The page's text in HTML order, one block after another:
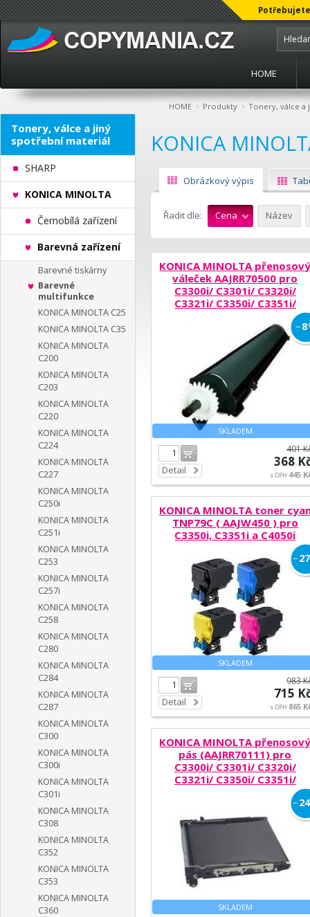
HOME
HOME › Produkty › Tonery, válce a
KONICA
Obrázkový výpis
Řadit dle: Cena Název
KONICA MINOLTA
váleček AAJRR70500 pro
C3300i/ C3301i/ C3320i/
C3321i/ C3350i/ C3351i/
SKLADEM
−8
Detail
401
368
s DPH 445
KONICA MINOLTA toner
TNP79C ( AAJW450 ) pro
C3350i, C3351i a C4050i
SKLADEM
−27
Detail
983
715
s DPH 865
KONICA MINOLTA
pás (AAJRR70111) pro
C3300i/ C3301i/ C3320i/
C3321i/ C3350i/ C3351i/
SKLADEM
−24
Tonery, válce a jiný
spotřební materiál
SHARP
KONICA MINOLTA
Černobílá zařízení
Barevná zařízení
Barevné tiskárny
Barevné
multifunkce
KONICA MINOLTA C25
KONICA MINOLTA C35
KONICA MINOLTA
C200
KONICA MINOLTA
C203
KONICA MINOLTA
C220
KONICA MINOLTA
C224
KONICA MINOLTA
C227
KONICA MINOLTA
C250i
KONICA MINOLTA
C251i
KONICA MINOLTA
C253
KONICA MINOLTA
C257i
KONICA MINOLTA
C258
KONICA MINOLTA
C280
KONICA MINOLTA
C284
KONICA MINOLTA
C287
KONICA MINOLTA
C300
KONICA MINOLTA
C300i
KONICA MINOLTA
C301i
KONICA MINOLTA
C308
KONICA MINOLTA
C352
KONICA MINOLTA
C353
KONICA MINOLTA
C360